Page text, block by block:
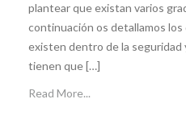
plantear que existan varios
continuación os detallamos
existen dentro de la seguridad
tienen que […]
Read More...